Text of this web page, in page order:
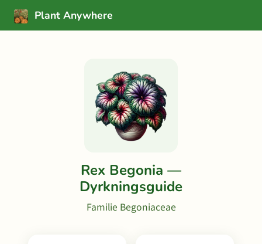
Plant Anywhere
Rex Begonia —
Dyrkningsguide
Familie Begoniaceae